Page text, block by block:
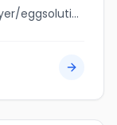
jobbank.gc.ca/browsejobs/employer/eggsolutions-vanderpols+inc./ca